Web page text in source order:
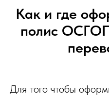
Как и где
полис
Для того чтобы